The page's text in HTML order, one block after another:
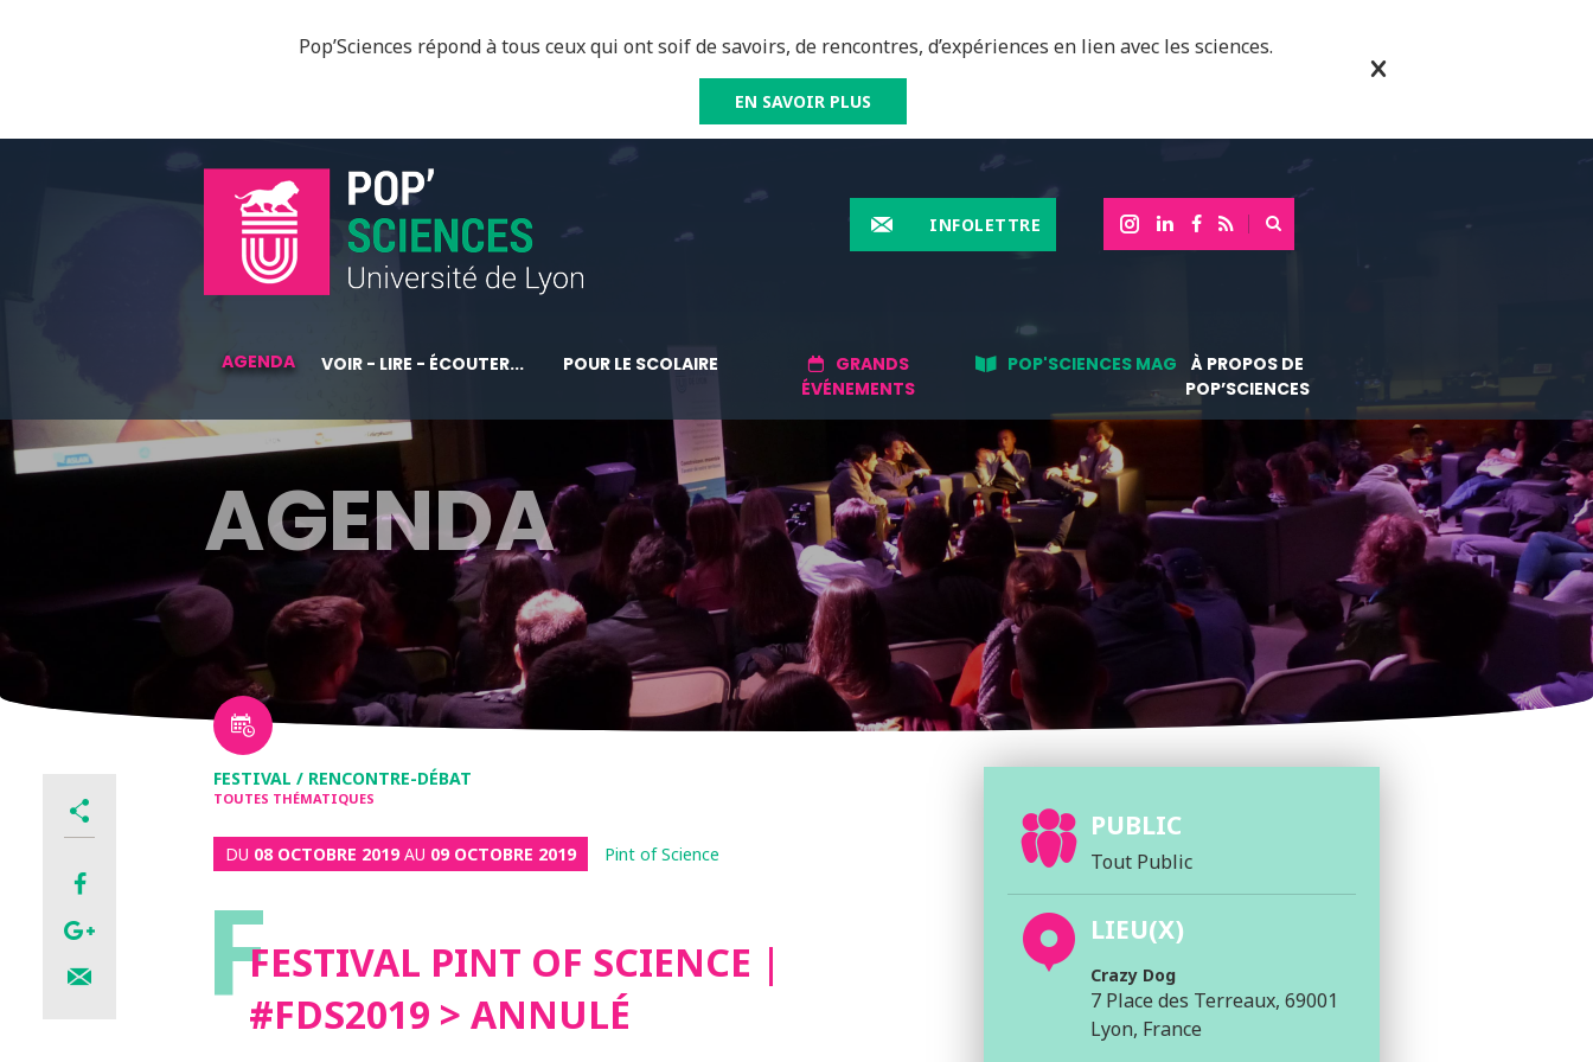
Pop’Sciences répond à tous ceux qui ont soif de savoirs, de rencontres, d’expériences en lien avec les sciences.
EN SAVOIR PLUS
INFOLETTRE
AGENDA VOIR - LIRE - ÉCOUTER... POUR LE SCOLAIRE
GRANDS
ÉVÉNEMENTS
POP'SCIENCES MAG
À PROPOS DE
POP’SCIENCES
AGENDA
FESTIVAL / RENCONTRE-DÉBAT
TOUTES THÉMATIQUES
DU 08 OCTOBRE 2019AU 09 OCTOBRE 2019 Pint of Science
FFESTIVAL PINT OF SCIENCE |
#FDS2019 > ANNULÉ
PUBLIC
Tout Public
LIEU(X)
Crazy Dog
7 Place des Terreaux, 69001
Lyon, France